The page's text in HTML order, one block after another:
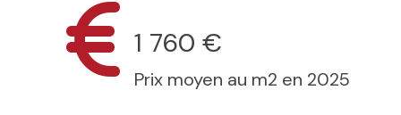
1 760 €
Prix moyen au m2 en 2025